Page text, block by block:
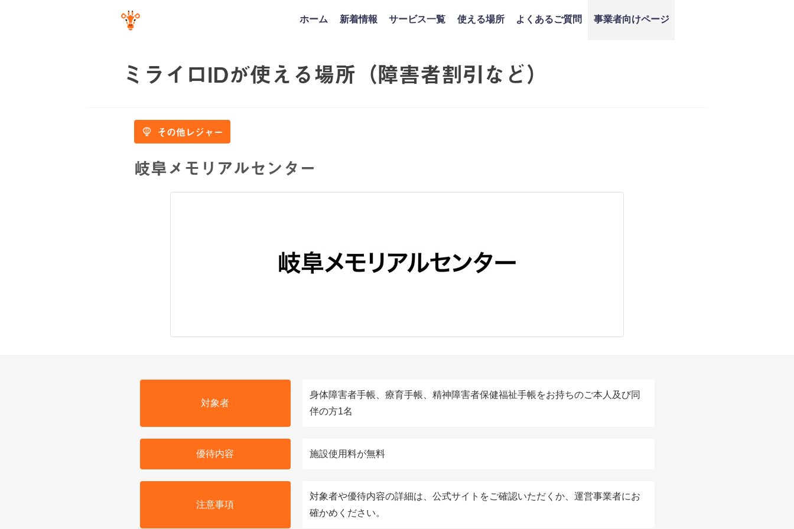
ホーム 新着情報 サービス一覧 使える場所 よくあるご質問 事業者向けページ
ミライロIDが使える場所（障害者割引など）
その他レジャー
岐阜メモリアルセンター
対象者
身体障害者手帳、療育手帳、精神障害者保健福祉手帳をお持ちのご本人及び同
伴の方1名
優待内容 施設使用料が無料
注意事項
対象者や優待内容の詳細は、公式サイトをご確認いただくか、運営事業者にお
確かめください。